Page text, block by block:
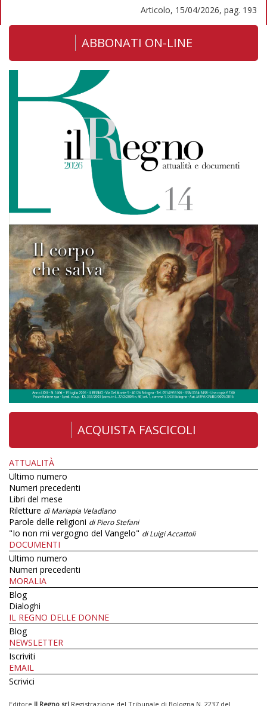
Articolo, 15/04/2026, pag. 193
ABBONATI ON-LINE
ACQUISTA FASCICOLI
ATTUALITÀ
Ultimo numero
Numeri precedenti
Libri del mese
Riletture di Mariapia Veladiano
Parole delle religioni di Piero Stefani
"Io non mi vergogno del Vangelo" di Luigi Accattoli
DOCUMENTI
Ultimo numero
Numeri precedenti
MORALIA
Blog
Dialoghi
IL REGNO DELLE DONNE
Blog
NEWSLETTER
Iscriviti
EMAIL
Scrivici
Editore Il Regno srl Registrazione del Tribunale di Bologna N. 2237 del